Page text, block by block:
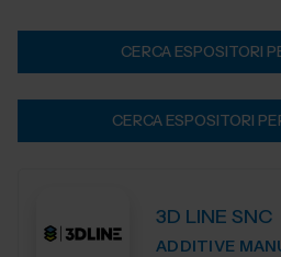
CERCA ESPOSITORI
CERCA ESPOSITORI
3D LINE SNC
ADDITIVE